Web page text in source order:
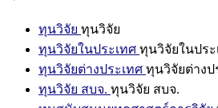
ทุนวิจัย ทุนวิจัย
ทุนวิจัยในประเทศ ทุนวิจัยในประ
ทุนวิจัยต่างประเทศ ทุนวิจัยต่างป
ทุนวิจัย สบจ. ทุนวิจัย สบจ.